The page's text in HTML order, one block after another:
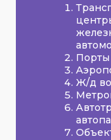
Порты
Ж/д